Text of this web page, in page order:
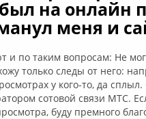
на онлайн
меня и
и по таким вопросам: Не
только следы от него:
у кого-то, да
сотовой связи MTC.
буду премного